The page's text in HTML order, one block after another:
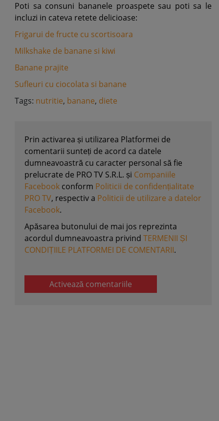
Poti sa consuni bananele proaspete sau poti sa le
incluzi in cateva retete delicioase:
Frigarui de fructe cu scortisoara
Milkshake de banane si kiwi
Banane prajite
Sufleuri cu ciocolata si banane
Tags: nutritie, banane, diete
Prin activarea și utilizarea Platformei de
comentarii sunteți de acord ca datele
dumneavoastră cu caracter personal să fie
prelucrate de PRO TV S.R.L. și Companiile
Facebook conform Politicii de confidențialitate
PRO TV, respectiv a Politicii de utilizare a datelor
Facebook.
Apăsarea butonului de mai jos reprezinta
acordul dumneavoastra privind TERMENII ȘI
CONDIȚIILE PLATFORMEI DE COMENTARII.
Activează comentariile